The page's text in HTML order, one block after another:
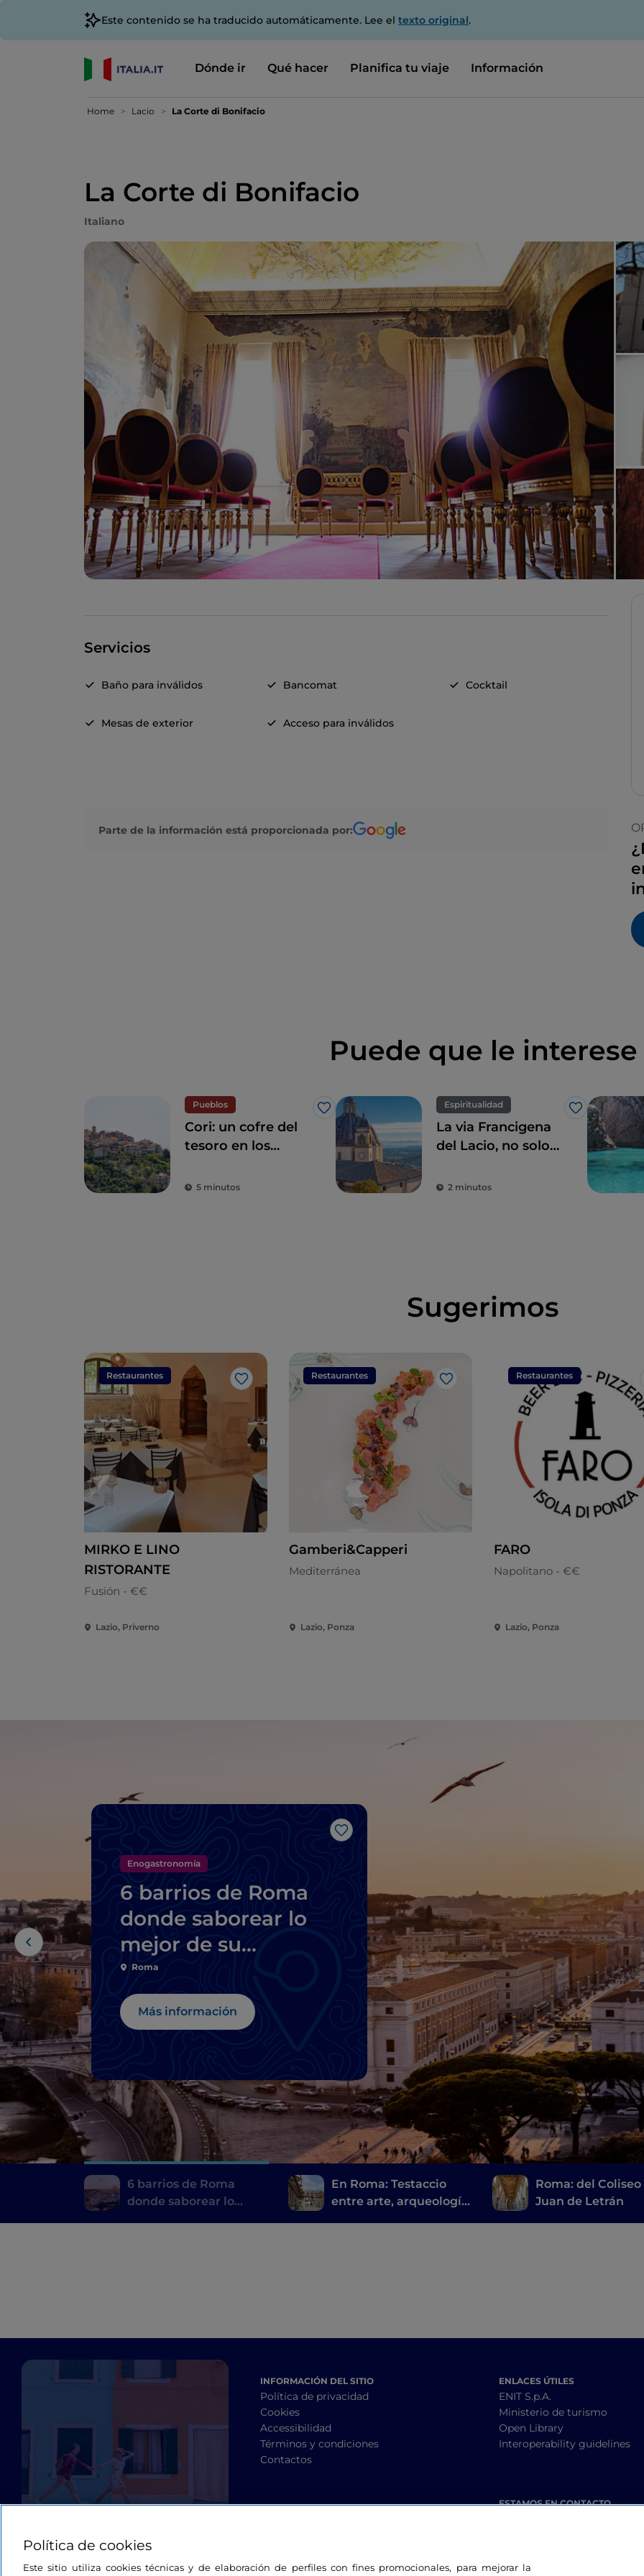
Este contenido se ha traducido automáticamente. Lee el texto original.
Dónde ir Qué hacer Planifica tu viaje Información
Home Lacio La Corte di Bonifacio
La Corte di Bonifacio
Italiano
Servicios
Baño para inválidos Bancomat Cocktail
Mesas de exterior Acceso para inválidos
Parte de la información está proporcionada por:
Puede que le interese
Pueblos
Me gusta
Cori: un cofre del
tesoro en los
5 minutos
Espiritualidad
Me gusta
La via Francigena
del Lacio, no solo
2 minutos
Sugerimos
Restaurantes
Me gusta
MIRKO E LINO
RISTORANTE
Fusión - €€
Lazio, Priverno
Restaurantes
Me gusta
Gamberi&Capperi
Mediterránea
Lazio, Ponza
Restaurantes
FARO
Napolitano - €€
Lazio, Ponza
Me gusta
Enogastronomía
6 barrios de Roma
donde saborear lo
mejor de su
gastronomía típica
Roma
Más información
6 barrios de Roma
donde saborear lo
En Roma: Testaccio
entre arte, arqueología
Roma: del Coliseo
Juan de Letrán
INFORMACIÓN DEL SITIO
Política de privacidad
Cookies
Accessibilidad
Términos y condiciones
Contactos
ENLACES ÚTILES
ENIT S.p.A.
Ministerio de turismo
Open Library
Interoperability guidelines
ESTAMOS EN CONTACTO
Política de cookies
Este sitio utiliza cookies técnicas y de elaboración de perfiles con fines promocionales, para mejorar la